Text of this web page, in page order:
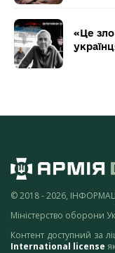
«Це
© 2018 - 2026,
Міністерство оборони
Контент доступний за
International license